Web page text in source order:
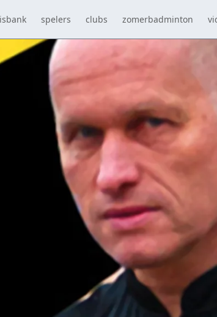
spelers clubs zomerbadminton